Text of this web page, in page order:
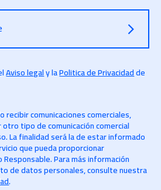
Aviso legaly laPolitica de Privacidadde
recibir comunicaciones comerciales,
tipo de comunicación comercial
La finalidad será la de estar informado
que pueda proporcionar
Para más información
de datos personales, consulte nuestra
.